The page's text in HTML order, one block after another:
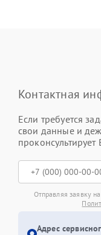
Контактная
Если требуется
свои данные и
проконсультирует
Отправляя заявку
Адрес